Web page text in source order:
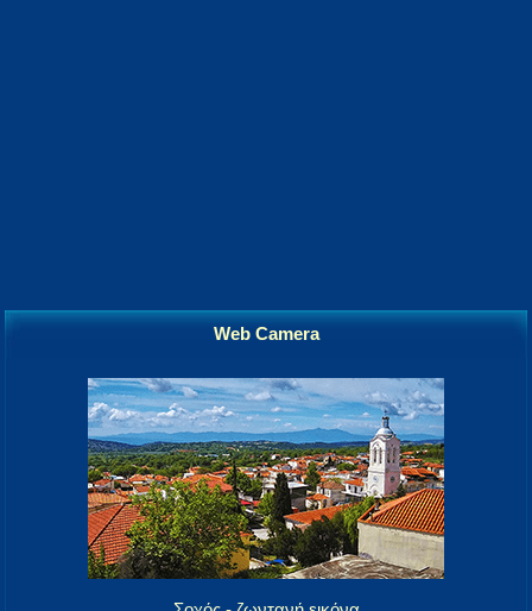
Web Camera